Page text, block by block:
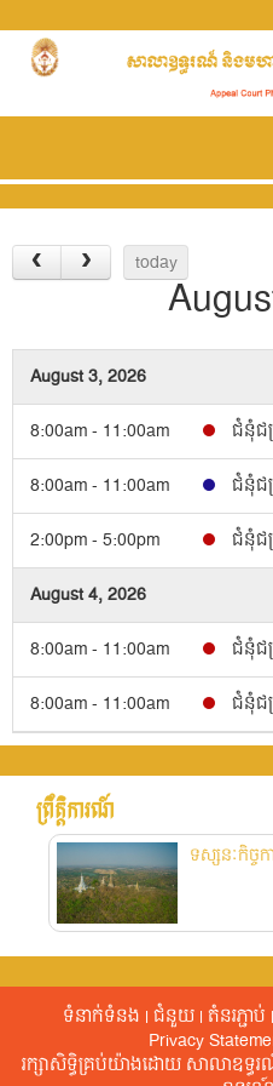
today
August 3, 2026
8:00am - 11:00am
ជំនុំជ
8:00am - 11:00am
ជំនុំជ
2:00pm - 5:00pm
ជំនុំជ
August 4, 2026
8:00am - 11:00am
ជំនុំជ
8:00am - 11:00am
ជំនុំជ
8:00am - 11:00am
8:00am - 11:00am
ជំនុំជ
8:00am - 11:00am
8:00am - 11:00am
ជំនុំជ
ព្រឹត្តិការណ៍​
ទស្សនៈកិច្ច
ទំនាក់ទំនង |ជំនួយ|តំនរភ្ជាប់
Privacy
រក្សាសិទ្ធិគ្រប់យ៉ាងដោយ សាលាឧទ្